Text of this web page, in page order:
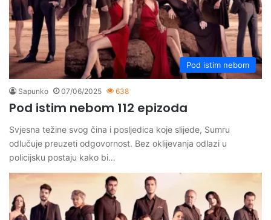
Pod istim nebom
Sapunko 07/06/2025 638
Pod istim nebom 112 epizoda
Svjesna težine svog čina i posljedica koje slijede, Sumru
odlučuje preuzeti odgovornost. Bez oklijevanja odlazi u
policijsku postaju kako bi…